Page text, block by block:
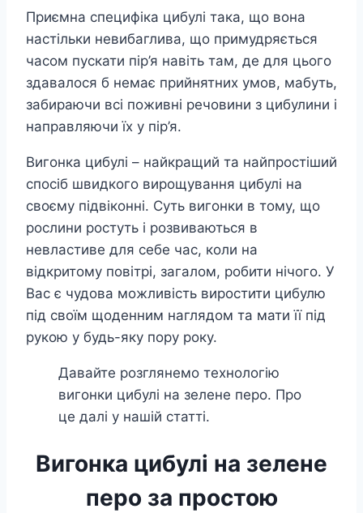
Приємна специфіка цибулі така, що вона
настільки невибаглива, що примудряється
часом пускати пір’я навіть там, де для цього
здавалося б немає прийнятних умов, мабуть,
забираючи всі поживні речовини з цибулини і
направляючи їх у пір’я.
Вигонка цибулі – найкращий та найпростіший
спосіб швидкого вирощування цибулі на
своєму підвіконні. Суть вигонки в тому, що
рослини ростуть і розвиваються в
невластиве для себе час, коли на
відкритому повітрі, загалом, робити нічого. У
Вас є чудова можливість виростити цибулю
під своїм щоденним наглядом та мати її під
рукою у будь-яку пору року.
Давайте розглянемо технологію
вигонки цибулі на зелене перо. Про
це далі у нашій статті.
Вигонка цибулі на зелене
перо за простою